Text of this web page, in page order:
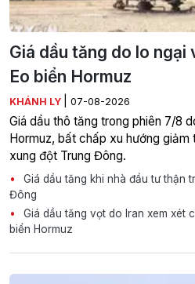
Giá dầu tăng do lo ngại
Eo biển Hormuz
KHÁNH LY 07-08-2026
Giá dầu thô tăng trong phiên 7/8
Hormuz, bất chấp xu hướng giảm
xung đột Trung Đông.
Giá dầu tăng khi nhà đầu tư thận
Đông
Giá dầu tăng vọt do Iran xem xét
biển Hormuz